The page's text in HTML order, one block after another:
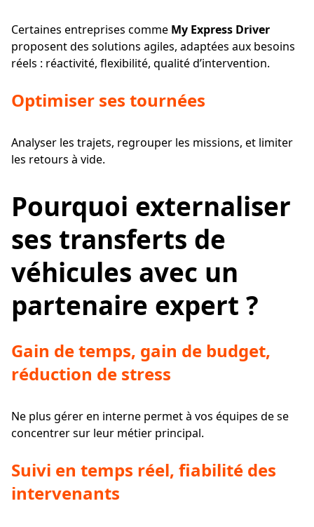
Certaines entreprises comme My Express Driver
proposent des solutions agiles, adaptées aux besoins
réels : réactivité, flexibilité, qualité d’intervention.
Optimiser ses tournées
Analyser les trajets, regrouper les missions, et limiter
les retours à vide.
Pourquoi externaliser
ses transferts de
véhicules avec un
partenaire expert ?
Gain de temps, gain de budget,
réduction de stress
Ne plus gérer en interne permet à vos équipes de se
concentrer sur leur métier principal.
Suivi en temps réel, fiabilité des
intervenants